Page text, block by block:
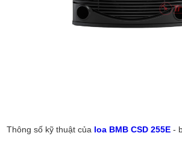
Thông số kỹ thuật của loa BMB CSD 255E -